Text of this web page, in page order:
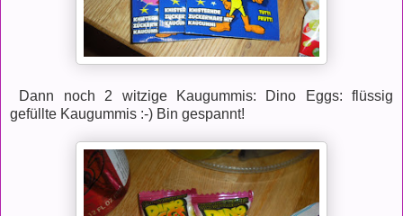
Dann noch 2 witzige Kaugummis: Dino Eggs: flüssig
gefüllte Kaugummis :-) Bin gespannt!